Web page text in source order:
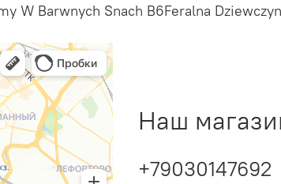
W Barwnych Snach B6Feralna
Наш
+79030147692